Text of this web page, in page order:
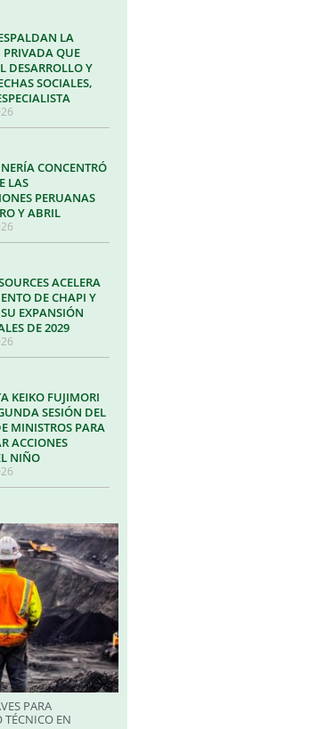
LA
PRIVADA QUE
DESARROLLO Y
SOCIALES,
CONCENTRÓ
LAS
PERUANAS
Y ABRIL
ACELERA
DE CHAPI Y
EXPANSIÓN
DE 2029
KEIKO FUJIMORI
SESIÓN DEL
MINISTROS PARA
ACCIONES
NIÑO
PARA
TÉCNICO EN